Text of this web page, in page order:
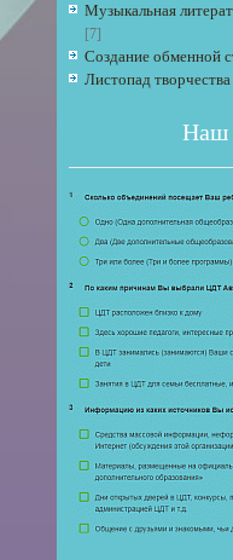
Музыкальная
[7]
Создание обменной
Листопад творчества
Наш